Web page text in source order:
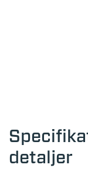
detaljer